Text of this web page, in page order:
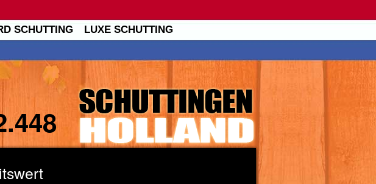
SCHUTTING LUXE SCHUTTING